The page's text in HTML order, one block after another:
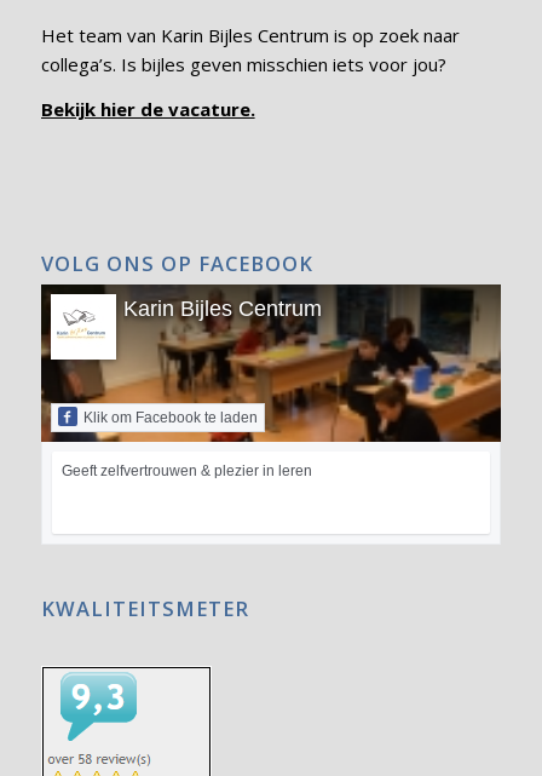
Het team van Karin Bijles Centrum is op zoek naar
collega’s. Is bijles geven misschien iets voor jou?
Bekijk hier de vacature.
VOLG ONS OP FACEBOOK
Karin Bijles Centrum
Klik om Facebook te laden
Geeft zelfvertrouwen & plezier in leren
KWALITEITSMETER